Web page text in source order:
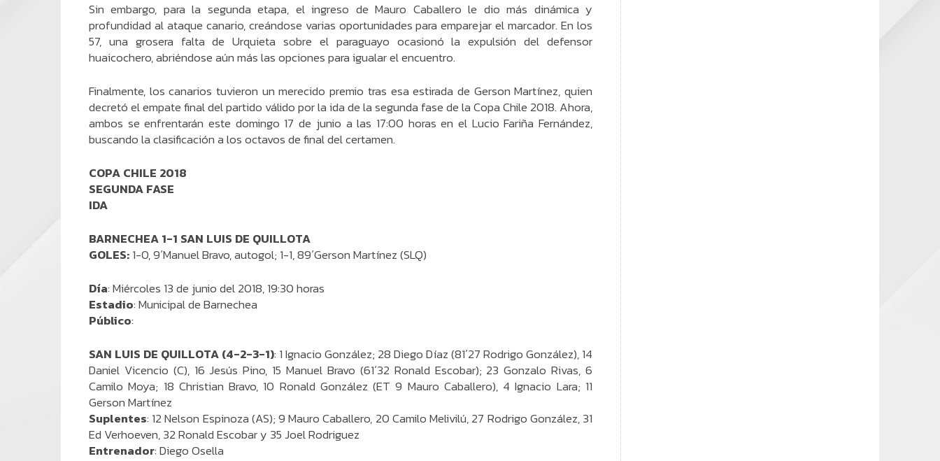
Sin embargo, para la segunda etapa, el ingreso de Mauro Caballero le dio más dinámica y
profundidad al ataque canario, creándose varias oportunidades para emparejar el marcador. En los
57, una grosera falta de Urquieta sobre el paraguayo ocasionó la expulsión del defensor
huaicochero, abriéndose aún más las opciones para igualar el encuentro.
Finalmente, los canarios tuvieron un merecido premio tras esa estirada de Gerson Martínez, quien
decretó el empate final del partido válido por la ida de la segunda fase de la Copa Chile 2018. Ahora,
ambos se enfrentarán este domingo 17 de junio a las 17:00 horas en el Lucio Fariña Fernández,
buscando la clasificación a los octavos de final del certamen.
COPA CHILE 2018
SEGUNDA FASE
IDA
BARNECHEA 1-1 SAN LUIS DE QUILLOTA
GOLES: 1-0, 9´Manuel Bravo, autogol; 1-1, 89´Gerson Martínez (SLQ)
Día: Miércoles 13 de junio del 2018, 19:30 horas
Estadio: Municipal de Barnechea
Público:
SAN LUIS DE QUILLOTA (4-2-3-1): 1 Ignacio González; 28 Diego Díaz (81´27 Rodrigo González), 14
Daniel Vicencio (C), 16 Jesús Pino, 15 Manuel Bravo (61´32 Ronald Escobar); 23 Gonzalo Rivas, 6
Camilo Moya; 18 Christian Bravo, 10 Ronald González (ET 9 Mauro Caballero), 4 Ignacio Lara; 11
Gerson Martínez
Suplentes: 12 Nelson Espinoza (AS); 9 Mauro Caballero, 20 Camilo Melivilú, 27 Rodrigo González, 31
Ed Verhoeven, 32 Ronald Escobar y 35 Joel Rodriguez
Entrenador: Diego Osella